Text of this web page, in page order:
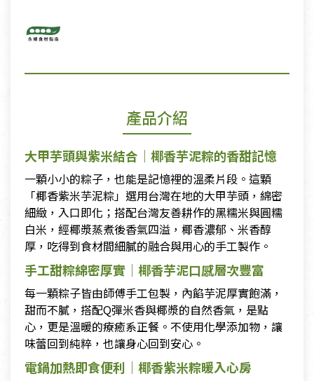
產品介紹
大甲芋頭與紫米結合｜椰香芋泥粽的香甜記憶
一顆小小的粽子，也能是記憶裡的溫柔片段。這顆
「椰香紫米芋泥粽」選用台灣在地的大甲芋頭，綿密
細緻，入口即化；搭配台灣友善耕作的黑糯米與圓糯
白米，經椰漿蒸煮後香氣四溢，椰香濃郁、米香醇
厚，吃得到食材間細膩的融合與用心的手工製作。
手工甜粽綿密厚實｜椰香芋泥口感層次豐富
每一顆粽子皆由師傅手工包製，內餡芋泥厚實飽滿，
甜而不膩，搭配Q彈米香與椰漿的自然香氣，是點
心，更是溫暖的療癒系正餐。不使用化學添加物，讓
味蕾回到純粹，也讓身心回到安心。
電鍋加熱即食便利｜椰香紫米粽暖入心房